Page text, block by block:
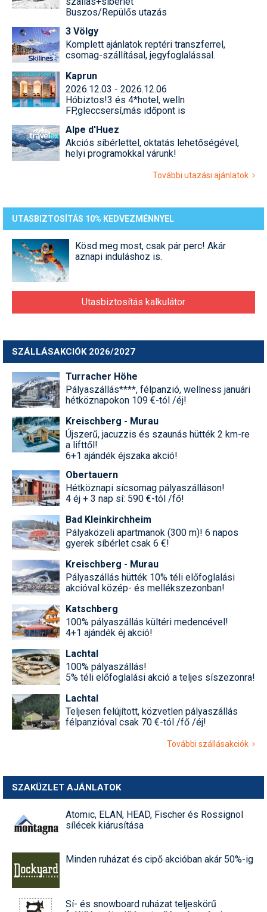
Buszos/Repülős utazás
3 Völgy
Komplett ajánlatok reptéri transzferrel,
csomag-szállításal, jegyfoglalással.
Kaprun
2026.12.03 - 2026.12.06
Hóbiztos!3 és 4*hotel, welln
FP,gleccsersí,más időpont is
Alpe d'Huez
Akciós síbérlettel, oktatás lehetőségével,
helyi programokkal várunk!
További utazási ajánlatok
UTASBIZTOSÍTÁS 10% KEDVEZMÉNNYEL
Kösd meg most, csak pár perc! Akár
aznapi induláshoz is.
Utasbiztosítás kalkulátor
SZÁLLÁSAKCIÓK 2026/2027
Turracher Höhe
Pályaszállás****, félpanzió, wellness januári
hétköznapokon 109 €-tól /éj!
Kreischberg - Murau
Újszerű, jacuzzis és szaunás hütték 2 km-re
a lifttől!
6+1 ajándék éjszaka akció!
Obertauern
Hétköznapi sícsomag pályaszálláson!
4 éj + 3 nap sí: 590 €-tól /fő!
Bad Kleinkirchheim
Pályaközeli apartmanok (300 m)! 6 napos
gyerek síbérlet csak 6 €!
Kreischberg - Murau
Pályaszállás hütték 10% téli előfoglalási
akcióval közép- és mellékszezonban!
Katschberg
100% pályaszállás kültéri medencével!
4+1 ajándék éj akció!
Lachtal
100% pályaszállás!
5% téli előfoglalási akció a teljes síszezonra!
Lachtal
Teljesen felújított, közvetlen pályaszállás
félpanzióval csak 70 €-tól /fő /éj!
További szállásakciók
SZAKÜZLET AJÁNLATOK
Atomic, ELAN, HEAD, Fischer és Rossignol
sílécek kiárusítása
Minden ruházat és cipő akcióban akár 50%-ig
Sí- és snowboard ruházat teljeskörű